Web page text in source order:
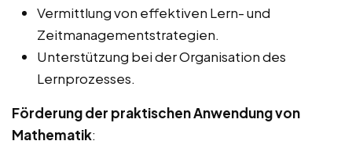
Vermittlung von effektiven Lern- und
Zeitmanagementstrategien.
Unterstützung bei der Organisation des
Lernprozesses.
Förderung der praktischen Anwendung von
Mathematik: